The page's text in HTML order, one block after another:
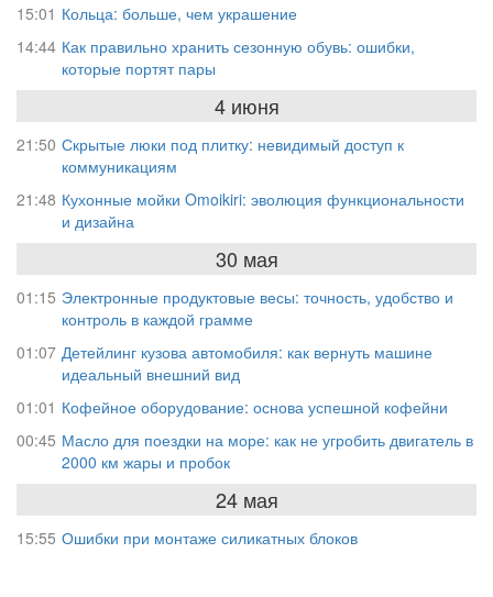
15:01 Кольца: больше, чем украшение
14:44 Как правильно хранить сезонную обувь: ошибки,
которые портят пары
4 июня
21:50 Скрытые люки под плитку: невидимый доступ к
коммуникациям
21:48 Кухонные мойки Omoikiri: эволюция функциональности
и дизайна
30 мая
01:15 Электронные продуктовые весы: точность, удобство и
контроль в каждой грамме
01:07 Детейлинг кузова автомобиля: как вернуть машине
идеальный внешний вид
01:01 Кофейное оборудование: основа успешной кофейни
00:45 Масло для поездки на море: как не угробить двигатель в
2000 км жары и пробок
24 мая
15:55 Ошибки при монтаже силикатных блоков